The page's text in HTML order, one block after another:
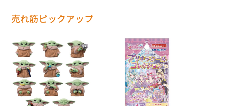
売れ筋ピックアップ